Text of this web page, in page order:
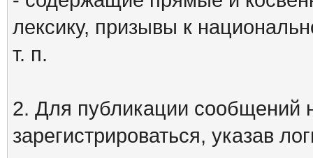
лексику, призывы к
т. п.
2. Для публикации сообщений
зарегистрироваться, указав